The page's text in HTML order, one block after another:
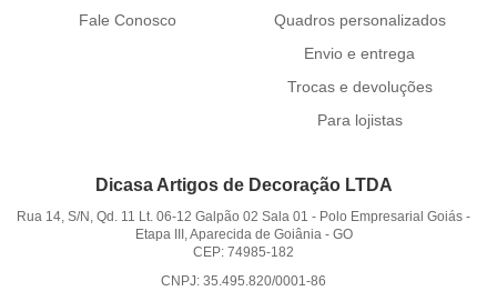
Fale Conosco
Quadros personalizados
Envio e entrega
Trocas e devoluções
Para lojistas
Dicasa Artigos de Decoração LTDA
Rua 14, S/N, Qd. 11 Lt. 06-12 Galpão 02 Sala 01 - Polo Empresarial Goiás -
Etapa III, Aparecida de Goiânia- GO
CEP: 74985-182
CNPJ: 35.495.820/0001-86